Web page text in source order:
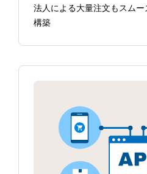
法人による大量注文もスム
構築